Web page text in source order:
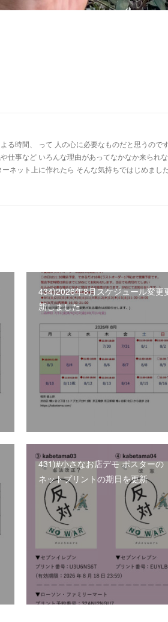
る時間、 って 人の心に必要なものだと思うの
仕事など いろんな理由があってなかなか来られ
ネット上に作れたら そんな気持ちではじめました
434)2026年8月スケジュール変更
新しました
431)#小さなお店デモ ポスターの
ネットプリントの期日を更新